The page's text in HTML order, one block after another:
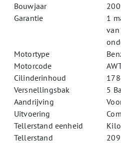
Bouwjaar
Garantie
1
Motortype
Motorcode
Cilinderinhoud
Versnellingsbak
5
Aandrijving
Uitvoering
Tellerstand eenheid
Tellerstand